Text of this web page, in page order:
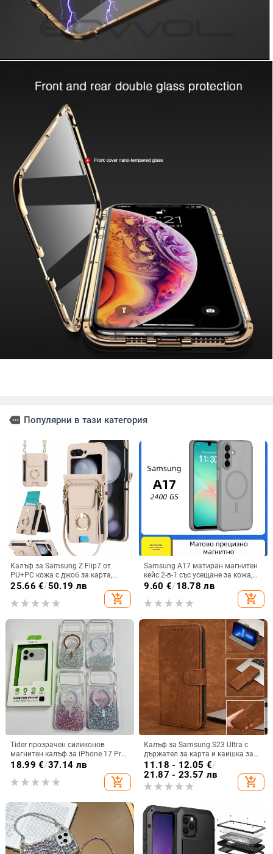
more Популярни в тази категория
Калъф за Samsung Z Flip7 от
PU+PC кожа с джоб за карта,
пръстен за държане, еластичен
държач за карти и кръстосана
презрамка
25.66 €/50.19 лв
add_shopping_cart
Samsung A17 матиран магнитен
кейс 2-в-1 със усещане за кожа,
удароустойчива обвивка от
червено, лилаво, синьо, черно
9.60 €/18.78 лв
add_shopping_cart
Tider прозрачен силиконов
магнитен калъф за iPhone 17 Pro
Max, защита срещу падане,
18.99 €/37.14 лв
add_shopping_cart
Калъф за Samsung S23 Ultra с
държател за карта и каишка за
през врата
11.18 - 12.05 €/
21.87 - 23.57 лв
add_shopping_cart